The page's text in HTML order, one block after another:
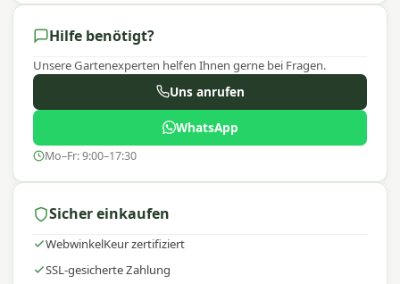
Hilfe benötigt?
Unsere Gartenexperten helfen Ihnen gerne bei Fragen.
Uns anrufen
WhatsApp
Mo–Fr: 9:00–17:30
Sicher einkaufen
WebwinkelKeur zertifiziert
SSL-gesicherte Zahlung